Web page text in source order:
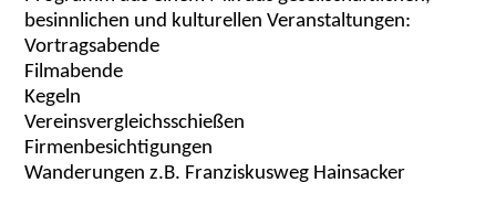
besinnlichen und kulturellen Veranstaltungen:
Vortragsabende
Filmabende
Kegeln
Vereinsvergleichsschießen
Firmenbesichtigungen
Wanderungen z.B. Franziskusweg Hainsacker